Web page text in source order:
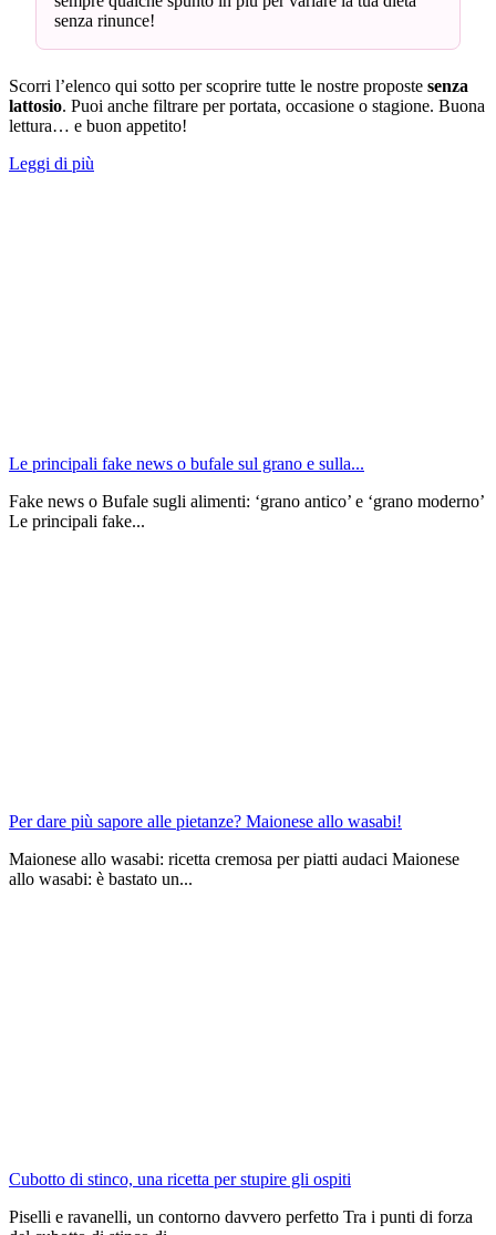
senza rinunce!
Scorri l’elenco qui sotto per scoprire tutte le nostre proposte senza
lattosio. Puoi anche filtrare per portata, occasione o stagione. Buona
lettura… e buon appetito!
Leggi di più
Le principali fake news o bufale sul grano e sulla...
Fake news o Bufale sugli alimenti: ‘grano antico’ e ‘grano moderno’
Le principali fake...
Per dare più sapore alle pietanze? Maionese allo wasabi!
Maionese allo wasabi: ricetta cremosa per piatti audaci Maionese
allo wasabi: è bastato un...
Cubotto di stinco, una ricetta per stupire gli ospiti
Piselli e ravanelli, un contorno davvero perfetto Tra i punti di forza